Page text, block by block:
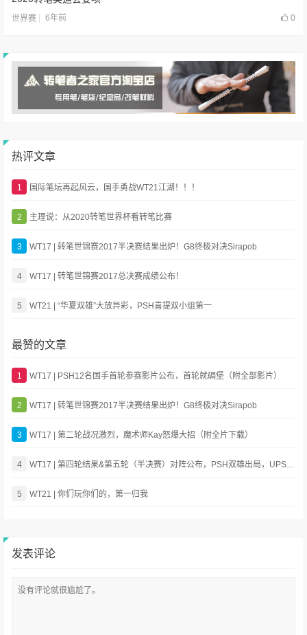
世界赛 6年前 0
热评文章
1 国际笔坛再起风云，国手勇战WT21江湖！！！
2 主理说：从2020转笔世界杯看转笔比赛
3 WT17 | 转笔世锦赛2017半决赛结果出炉！G8终极对决Sirapob
4 WT17 | 转笔世锦赛2017总决赛成绩公布！
5 WT21 | “华夏双雄”大放异彩，PSH喜提双小组第一
最赞的文章
1 WT17 | PSH12名国手首轮参赛影片公布，首轮就碉堡（附全部影片）
2 WT17 | 转笔世锦赛2017半决赛结果出炉！G8终极对决Sirapob
3 WT17 | 第二轮战况激烈，魔术师Kay怒爆大招（附全片下载）
4 WT17 | 第四轮结果&第五轮（半决赛）对阵公布，PSH双雄出局，UPSB半壁江山
5 WT21 | 你们玩你们的，第一归我
发表评论